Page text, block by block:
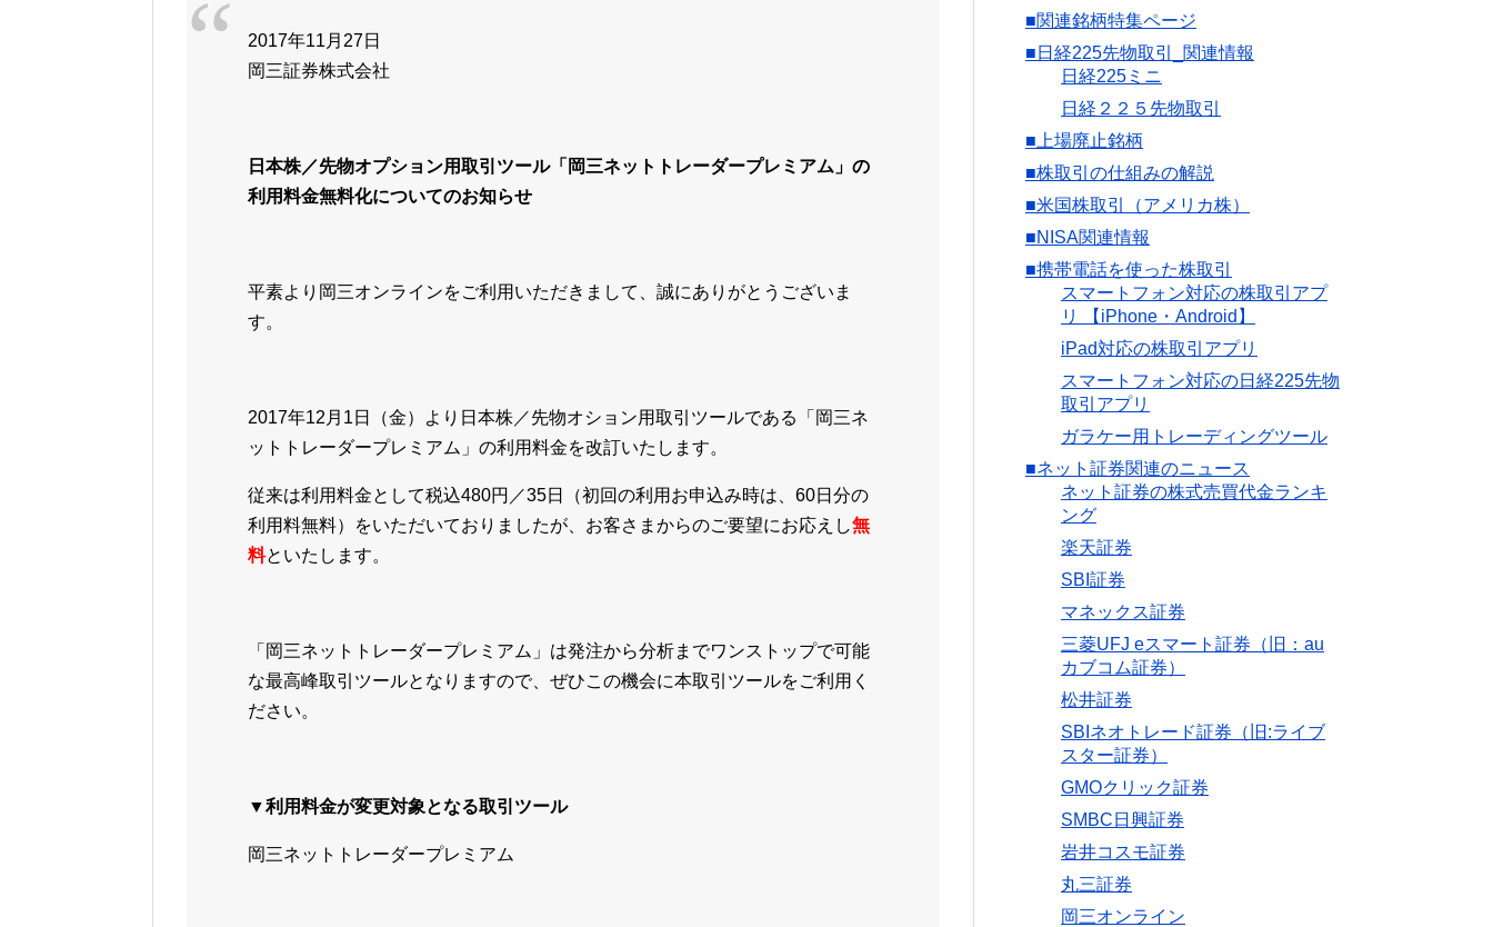
2017年11月27日
岡三証券株式会社
日本株／先物オプション用取引ツール「岡三ネットトレーダープレミアム」の
利用料金無料化についてのお知らせ
平素より岡三オンラインをご利用いただきまして、誠にありがとうございま
す。
2017年12月1日（金）より日本株／先物オション用取引ツールである「岡三ネ
ットトレーダープレミアム」の利用料金を改訂いたします。
従来は利用料金として税込480円／35日（初回の利用お申込み時は、60日分の
利用料無料）をいただいておりましたが、お客さまからのご要望にお応えし無
料といたします。
「岡三ネットトレーダープレミアム」は発注から分析までワンストップで可能
な最高峰取引ツールとなりますので、ぜひこの機会に本取引ツールをご利用く
ださい。
▼利用料金が変更対象となる取引ツール
岡三ネットトレーダープレミアム
■関連銘柄特集ページ
■日経225先物取引_関連情報
日経225ミニ
日経２２５先物取引
■上場廃止銘柄
■株取引の仕組みの解説
■米国株取引（アメリカ株）
■NISA関連情報
■携帯電話を使った株取引
スマートフォン対応の株取引アプ
リ 【iPhone・Android】
iPad対応の株取引アプリ
スマートフォン対応の日経225先物
取引アプリ
ガラケー用トレーディングツール
■ネット証券関連のニュース
ネット証券の株式売買代金ランキ
ング
楽天証券
SBI証券
マネックス証券
三菱UFJ eスマート証券（旧：au
カブコム証券）
松井証券
SBIネオトレード証券（旧:ライブ
スター証券）
GMOクリック証券
SMBC日興証券
岩井コスモ証券
丸三証券
岡三オンライン